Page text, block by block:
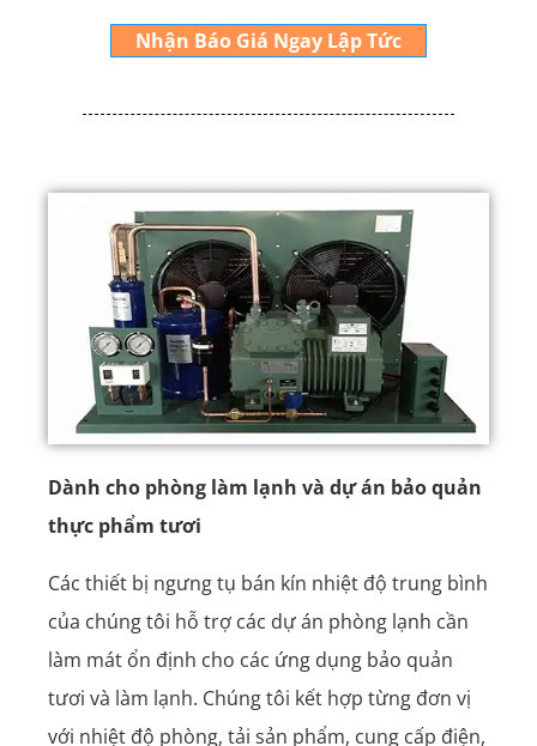
Nhận Báo Giá Ngay Lập Tức
Dành cho phòng làm lạnh và dự án bảo quản
thực phẩm tươi
Các thiết bị ngưng tụ bán kín nhiệt độ trung bình
của chúng tôi hỗ trợ các dự án phòng lạnh cần
làm mát ổn định cho các ứng dụng bảo quản
tươi và làm lạnh. Chúng tôi kết hợp từng đơn vị
với nhiệt độ phòng, tải sản phẩm, cung cấp điện,